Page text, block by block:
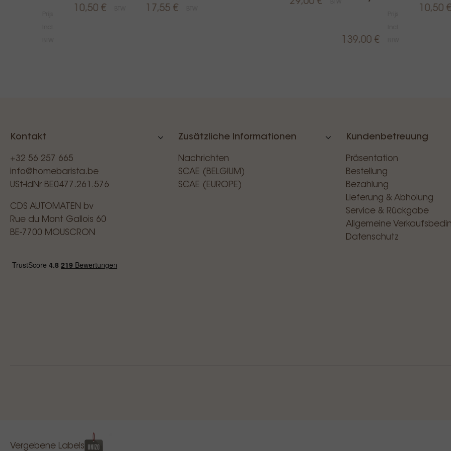
10,50 € 17,55 €
139,00 €
10,50
Kontakt
+32 56 257 665
info@homebarista.be
USt-IdNr BE0477.261.576
CDS AUTOMATEN bv
Rue du Mont Gallois 60
BE-7700 MOUSCRON
Zusätzliche Informationen
Nachrichten
SCAE (BELGIUM)
SCAE (EUROPE)
Kundenbetreuung
Präsentation
Bestellung
Bezahlung
Lieferung & Abholung
Service & Rückgabe
Allgemeine
Datenschutz
Vergebene Labels